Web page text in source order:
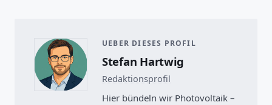
UEBER DIESES PROFIL
Stefan Hartwig
Redaktionsprofil
Hier bündeln wir Photovoltaik –